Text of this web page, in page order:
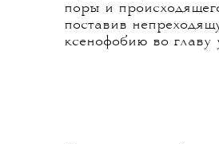
поры и
поставив
ксенофобию во главу